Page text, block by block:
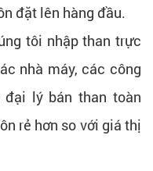
đặt lên hàng đầu.
tôi nhập than trực
nhà máy, các công
lý bán than toàn
rẻ hơn so với giá thị